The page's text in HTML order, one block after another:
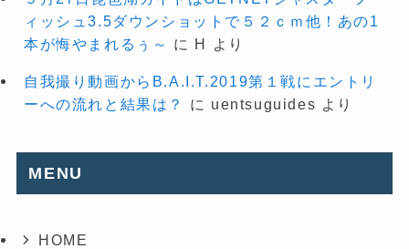
ィッシュ3.5ダウンショットで５２ｃｍ他！あの1
本が悔やまれるぅ～
に H より
自我撮り動画からB.A.I.T.2019第１戦にエントリ
ーへの流れと結果は？
に uentsuguides より
MENU
HOME